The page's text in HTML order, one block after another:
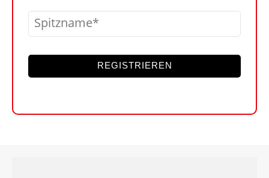
Spitzname
REGISTRIEREN